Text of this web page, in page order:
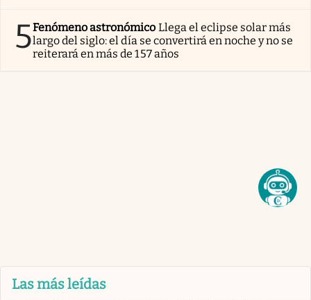
5Fenómeno astronómico Llega el eclipse solar más
largo del siglo: el día se convertirá en noche y no se
reiterará en más de 157 años
Las más leídas